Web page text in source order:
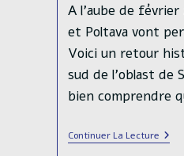
A l'aube de février
et Poltava vont
Voici un retour
sud de l'oblast de
bien comprendre
Continuer La Lecture
Et